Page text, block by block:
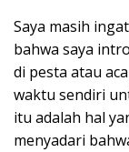
Saya masih
bahwa saya
di pesta atau
waktu sendiri
itu adalah hal
menyadari